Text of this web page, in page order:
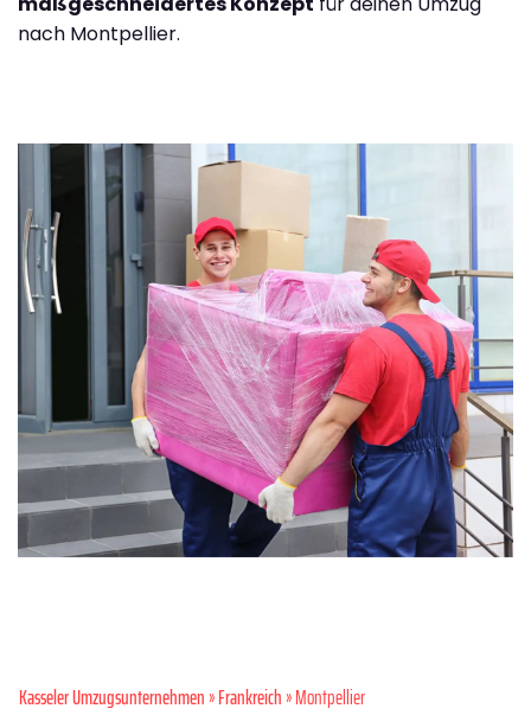
nach Montpellier.
Kasseler Umzugsunternehmen»Frankreich» Montpellier